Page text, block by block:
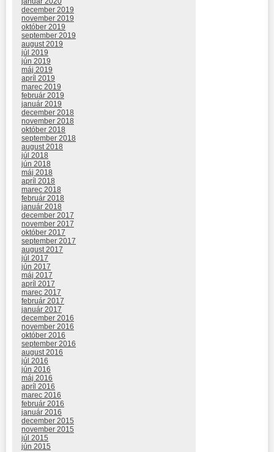
december 2019
november 2019
október 2019
september 2019
august 2019
júl 2019
jún 2019
máj 2019
apríl 2019
marec 2019
február 2019
január 2019
december 2018
november 2018
október 2018
september 2018
august 2018
júl 2018
jún 2018
máj 2018
apríl 2018
marec 2018
február 2018
január 2018
december 2017
november 2017
október 2017
september 2017
august 2017
júl 2017
jún 2017
máj 2017
apríl 2017
marec 2017
február 2017
január 2017
december 2016
november 2016
október 2016
september 2016
august 2016
júl 2016
jún 2016
máj 2016
apríl 2016
marec 2016
február 2016
január 2016
december 2015
november 2015
júl 2015
jún 2015